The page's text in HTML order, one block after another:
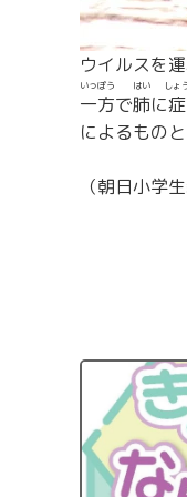
ウイルスを
一
いっ
方
ぽう
で肺
はい
に症
しょ
によるもの
（朝日小学